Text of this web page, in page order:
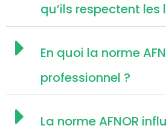
qu’ils respectent
En quoi la norme
professionnel ?
La norme AFNOR